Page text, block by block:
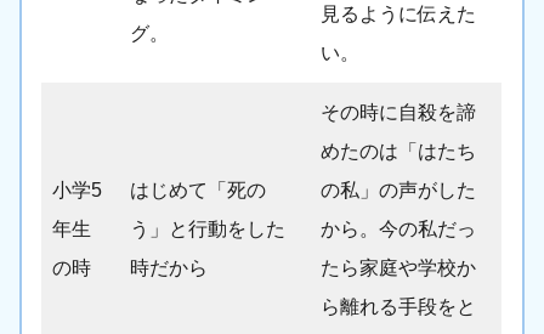
グ。
見るように伝えた
い。
小学5
年生
の時
はじめて「死の
う」と行動をした
時だから
その時に自殺を諦
めたのは「はたち
の私」の声がした
から。今の私だっ
たら家庭や学校か
ら離れる手段をと